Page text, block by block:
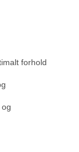
forhold